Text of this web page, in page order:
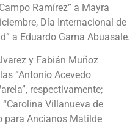
Ramírez” a Mayra
Día Internacional de
a Eduardo Gama Abuasale.
y Fabián Muñoz
“Antonio Acevedo
respectivamente;
Villanueva de
para Ancianos Matilde